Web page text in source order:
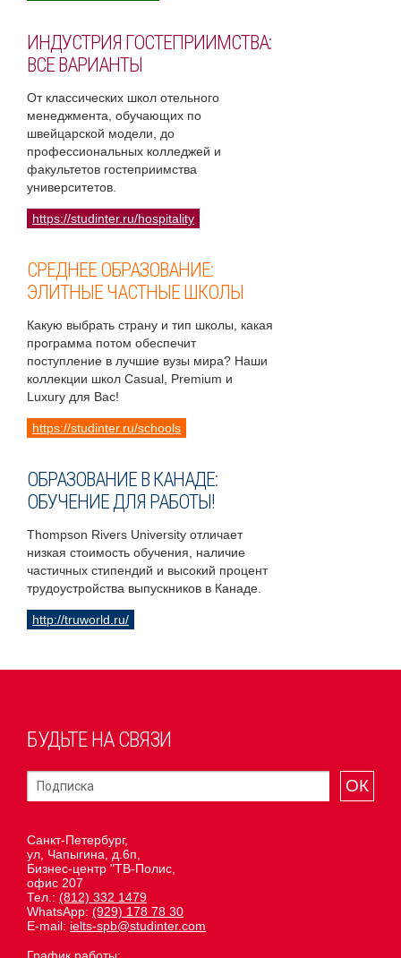
ИНДУСТРИЯ ГОСТЕПРИИМСТВА:
ВСЕ ВАРИАНТЫ
От классических школ отельного
менеджмента, обучающих по
швейцарской модели, до
профессиональных колледжей и
факультетов гостеприимства
университетов.
https://studinter.ru/hospitality
СРЕДНЕЕ ОБРАЗОВАНИЕ:
ЭЛИТНЫЕ ЧАСТНЫЕ ШКОЛЫ
Какую выбрать страну и тип школы, какая
программа потом обеспечит
поступление в лучшие вузы мира? Наши
коллекции школ Casual, Premium и
Luxury для Вас!
https://studinter.ru/schools
ОБРАЗОВАНИЕ В КАНАДЕ:
ОБУЧЕНИЕ ДЛЯ РАБОТЫ!
Thompson Rivers University отличает
низкая стоимость обучения, наличие
частичных стипендий и высокий процент
трудоустройства выпускников в Канаде.
http://truworld.ru/
БУДЬТЕ НА СВЯЗИ
ОК
Санкт-Петербург,
ул, Чапыгина, д.6п,
Бизнес-центр "ТВ-Полис,
офис 207
Тел.: (812) 332 1479
WhatsApp: (929) 178 78 30
E-mail: ielts-spb@studinter.com